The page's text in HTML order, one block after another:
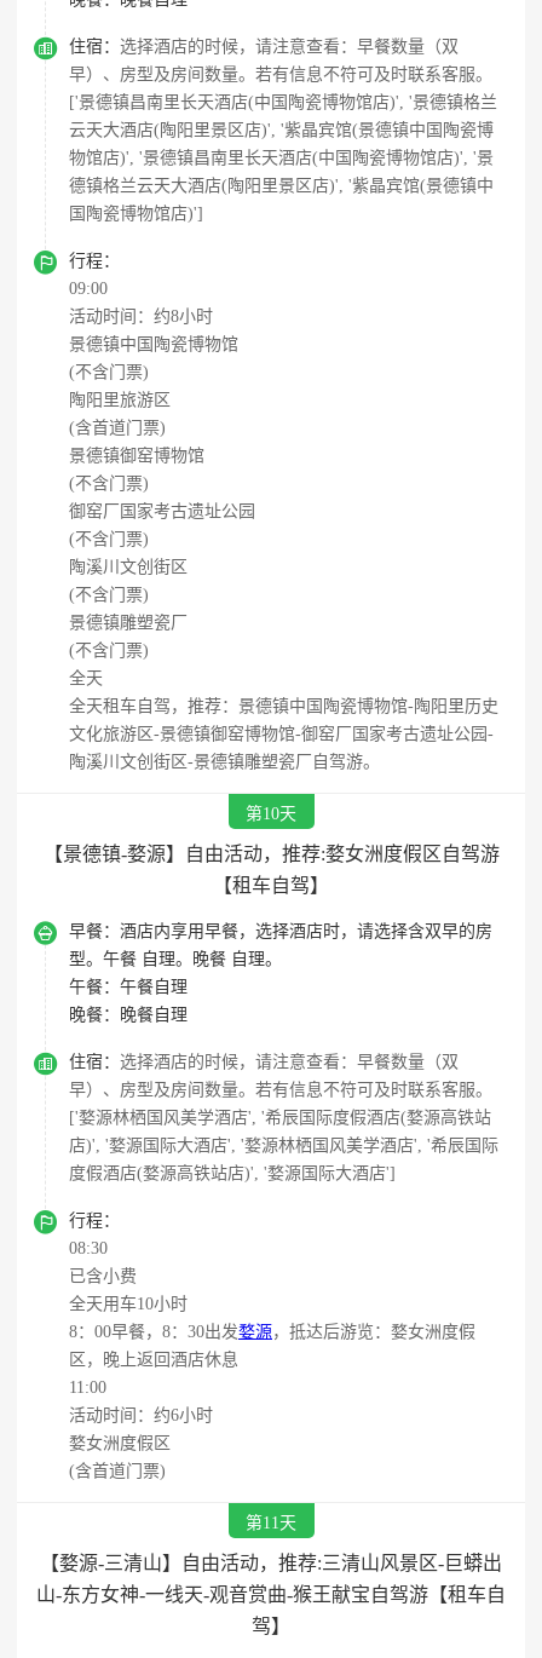
 住宿： 选择酒店的时候，请注意查看：早餐数量（双
早）、房型及房间数量。若有信息不符可及时联系客服。
['景德镇昌南里长天酒店(中国陶瓷博物馆店)', '景德镇格兰
云天大酒店(陶阳里景区店)', '紫晶宾馆(景德镇中国陶瓷博
物馆店)', '景德镇昌南里长天酒店(中国陶瓷博物馆店)', '景
德镇格兰云天大酒店(陶阳里景区店)', '紫晶宾馆(景德镇中
国陶瓷博物馆店)']

行程：
09:00
活动时间：约8小时
景德镇中国陶瓷博物馆
(不含门票)
陶阳里旅游区
(含首道门票)
景德镇御窑博物馆
(不含门票)
御窑厂国家考古遗址公园
(不含门票)
陶溪川文创街区
(不含门票)
景德镇雕塑瓷厂
(不含门票)
全天
全天租车自驾，推荐：景德镇中国陶瓷博物馆-陶阳里历史
文化旅游区-景德镇御窑博物馆-御窑厂国家考古遗址公园-
陶溪川文创街区-景德镇雕塑瓷厂自驾游。
第10天
【景德镇-婺源】自由活动，推荐:婺女洲度假区自驾游
【租车自驾】
 早餐： 酒店内享用早餐，选择酒店时，请选择含双早的房
型。午餐 自理。晚餐 自理。
午餐： 午餐自理
晚餐：
晚餐自理
 住宿： 选择酒店的时候，请注意查看：早餐数量（双
早）、房型及房间数量。若有信息不符可及时联系客服。
['婺源林栖国风美学酒店', '希辰国际度假酒店(婺源高铁站
店)', '婺源国际大酒店', '婺源林栖国风美学酒店', '希辰国际
度假酒店(婺源高铁站店)', '婺源国际大酒店']

行程：
08:30
已含小费
全天用车10小时
8：00早餐，8：30出发婺源 ，抵达后游览：婺女洲度假
区，晚上返回酒店休息
11:00
活动时间：约6小时
婺女洲度假区
(含首道门票)
第11天
【婺源-三清山】自由活动，推荐:三清山风景区-巨蟒出
山-东方女神-一线天-观音赏曲-猴王献宝自驾游【租车自
驾】